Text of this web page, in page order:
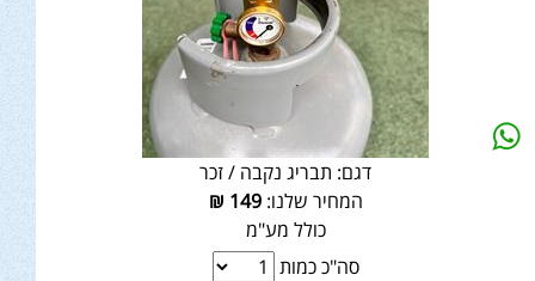
דגם: תבריג נקבה / זכר
המחיר שלנו:149
₪
כולל מע"מ
סה"כ כמות